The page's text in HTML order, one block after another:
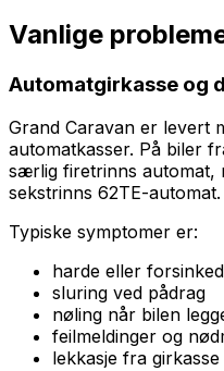
Vanlige
Automatgirkasse og
Grand Caravan er levert
automatkasser. På biler
særlig firetrinns automat,
sekstrinns 62TE-automat.
Typiske symptomer er:
harde eller
sluring ved pådrag
nøling når bilen
feilmeldinger og
lekkasje fra